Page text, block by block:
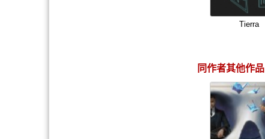
Tierra
同作者其他作品